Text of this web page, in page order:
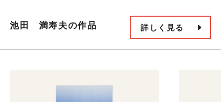
池田 満寿夫の作品 詳しく見る